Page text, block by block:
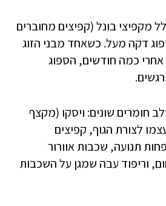
מקפיצי בונל (קפיצים מחוברים
דקה מעל. כשאחד מבני הזוג
אחרי כמה חודשים, הספוג
חומרים שונים: ויסקו (מקצף
לצורת הגוף, קפיצים
תנועה, שכבות אוורור
וריפוד עבה שמגן על השכבות